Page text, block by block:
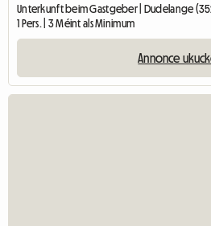
Unterkunft beim Gastgeber | Dudelange
1 Pers. | 3 Méint als Minimum
Annonce